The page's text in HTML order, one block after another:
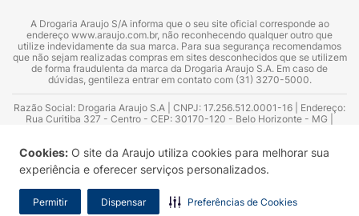
Cookies: O site da Araujo utiliza cookies para melhorar sua
experiência e oferecer serviços personalizados.
Permitir Dispensar Preferências de Cookies
A Drogaria Araujo S/A informa que o seu site oficial corresponde ao
endereço www.araujo.com.br, não reconhecendo qualquer outro que
utilize indevidamente da sua marca. Para sua segurança recomendamos
que não sejam realizadas compras em sites desconhecidos que se utilizem
de forma fraudulenta da marca da Drogaria Araujo S.A. Em caso de
dúvidas, gentileza entrar em contato com (31) 3270-5000.
Razão Social: Drogaria Araujo S.A | CNPJ: 17.256.512.0001-16 | Endereço:
Rua Curitiba 327 - Centro - CEP: 30170-120 - Belo Horizonte - MG |
Azevedo Guimarães – CRF 10.965 | Yasmin Silva Alvarenga – CRF 52.584 -
Consultor substituto: Thiago Aguiar Pinheiro - CRF Nº 13.748. Alvará
Sanitário: 2025020713 | Autorização de Funcionamento da Empresa (AFE):